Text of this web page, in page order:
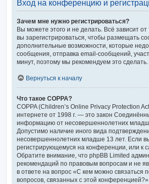
Вход на конференцию и
Зачем мне нужно регистрироваться?
Вы можете этого и не делать. Всё зависит
вы зарегистрироваться, чтобы размещать
дополнительные возможности, которые
сообщения, отправка email-сообщений,
минут, поэтому мы рекомендуем это сделать.
Вернуться к началу
Что такое COPPA?
COPPA (Children’s Online Privacy Protection
интернете от 1998 г. — это закон
информацию от несовершеннолетних
Допустимо наличие иного вида
несовершеннолетних младше 13 лет. Если
регистрирующемуся на конференции, или к
Обратите внимание, что phpBB Limited
рекомендаций по правовым вопросам и не
в ответе на вопрос «С кем можно связаться
вопросов, связанных с этой